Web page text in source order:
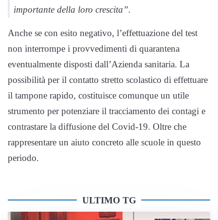
importante della loro crescita”.
Anche se con esito negativo, l’effettuazione del test
non interrompe i provvedimenti di quarantena
eventualmente disposti dall’Azienda sanitaria. La
possibilità per il contatto stretto scolastico di effettuare
il tampone rapido, costituisce comunque un utile
strumento per potenziare il tracciamento dei contagi e
contrastare la diffusione del Covid-19. Oltre che
rappresentare un aiuto concreto alle scuole in questo
periodo.
ULTIMO TG